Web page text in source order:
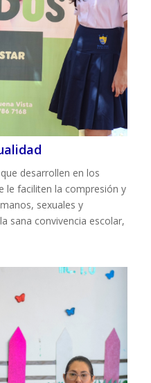
desarrollen en los
le faciliten la compresión y
sexuales y
sana convivencia escolar,